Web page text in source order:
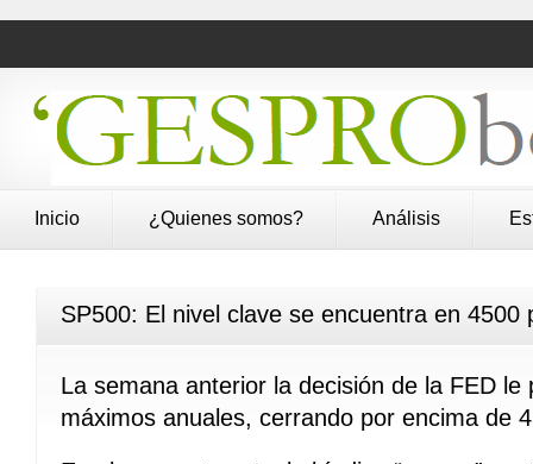
Inicio ¿Quienes somos? Análisis
SP500: El nivel clave se encuentra en 4500
La semana anterior la decisión de la FED
máximos anuales, cerrando por encima de